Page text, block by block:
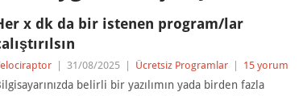
x dk da bir istenen program/lar
31/08/2025 Ücretsiz Programlar 15 yorum
belirli bir yazılımın yada birden fazla